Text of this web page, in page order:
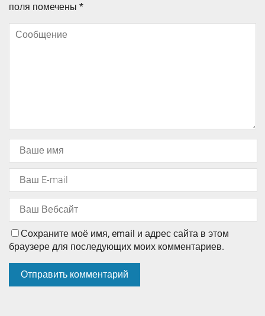
поля помечены *
Сохраните моё имя, email и адрес сайта в этом
браузере для последующих моих комментариев.